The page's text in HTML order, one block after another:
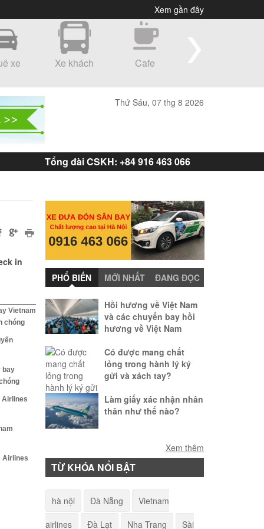
Xem gần đây
xe Xe khách Cafe
Thứ Sáu, 07 thg 8 2026
Tổng đài CSKH: +84 916 463 066
in
Vietnam
chóng
bay
Airlines
Airlines
PHỔ BIẾN MỚI NHẤT ĐANG ĐỌC
Hồi hương về Việt Nam
và các chuyến bay hồi
hương về Việt Nam
Có được mang chất
lỏng trong hành lý ký
gửi và xách tay?
Làm giấy xác nhận nhân
thân như thế nào?
Quy định về thời gian
check-in online của các
hãng hàng không
Gòn mất bao lâu?
Xem thêm
TỪ KHÓA NỔI BẬT
hà nội Đà Nẵng
Vietnam
airlines
Đà Lạt Nha Trang
Sài